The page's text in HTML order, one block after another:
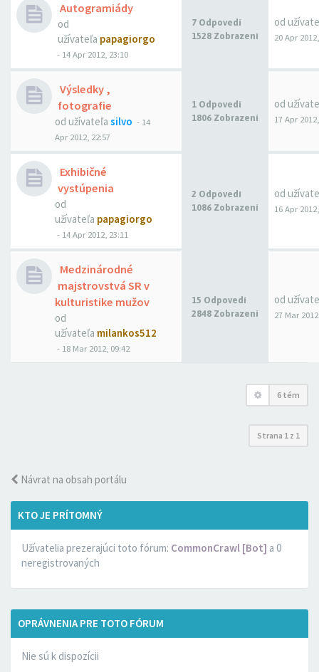
Autogramiády
od
užívateľa papagiorgo
- 14 Apr 2012, 23:10
7 Odpovedí
1528 Zobrazení
od
20 Apr
Výsledky ,
fotografie
od užívateľa silvo - 14
Apr 2012, 22:57
1 Odpovedí
1806 Zobrazení
od
17 Apr
Exhibičné
vystúpenia
od
užívateľa papagiorgo
- 14 Apr 2012, 23:11
2 Odpovedí
1086 Zobrazení
od
16 Apr
Medzinárodné
majstrovstvá SR v
kulturistike mužov
od
užívateľa milankos512
- 18 Mar 2012, 09:42
15 Odpovedí
2848 Zobrazení
od
27 Mar
6 tém
Strana 1 z 1
Návrat na obsah portálu
KTO JE PRÍTOMNÝ
Užívatelia prezerajúci toto fórum: CommonCrawl [Bot] a 0
neregistrovaných
OPRÁVNENIA PRE TOTO FÓRUM
Nie sú k dispozícii